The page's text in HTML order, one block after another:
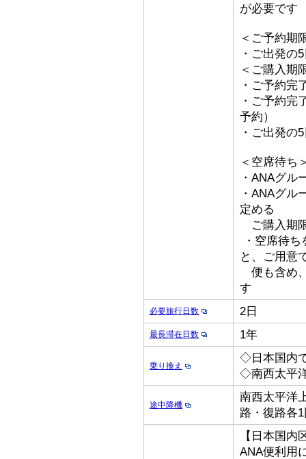
が必要です
＜ご予約期
・ご出発の
＜ご購入期
・ご予約完
・ご予約完
予約）
・ご出発の
＜空席待ち
・ANAグル
・ANAグル
定める
ご購入期
・空席待
と、ご用意
便も含め
す
必要旅行日数 2日
最長滞在日数 1年
乗り換え
◇日本国内
◇南西太平
途中降機
南西太平洋
路・復路各
【日本国内
ANA便利用